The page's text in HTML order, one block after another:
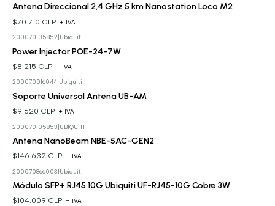
Antena Direccional 2,4 GHz 5 km Nanostation Loco M2
$70.710 CLP + IVA
200070105852 Ubiquiti
Power Injector POE-24-7W
$8.215 CLP + IVA
200070016044| Ubiquiti
Soporte Universal Antena UB-AM
$9.620 CLP + IVA
200070105853 UBIQUITI
Antena NanoBeam NBE-5AC-GEN2
$146.632 CLP + IVA
200070866003 Ubiquiti
Módulo SFP+ RJ45 10G Ubiquiti UF-RJ45-10G Cobre 3W
$104.009 CLP + IVA